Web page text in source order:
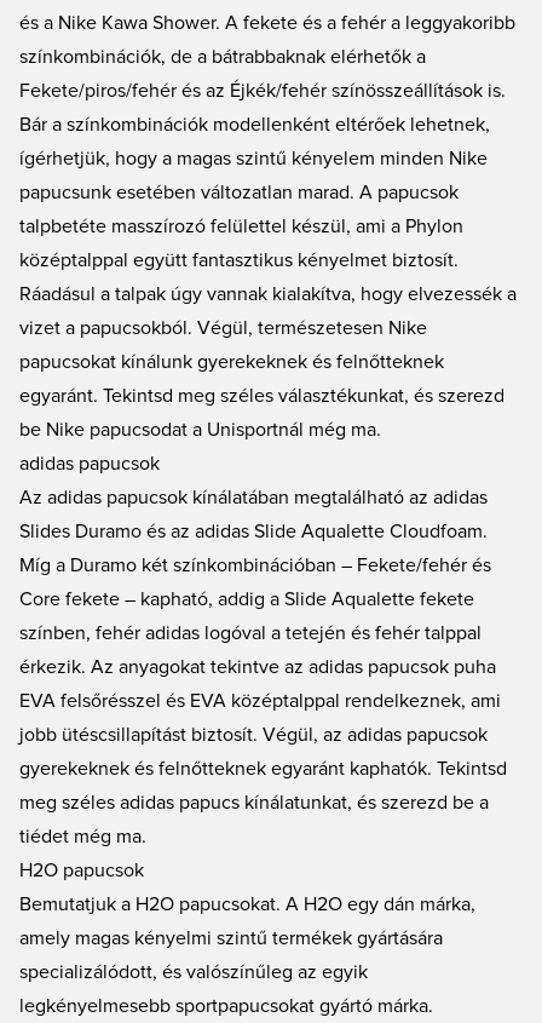
és a Nike Kawa Shower. A fekete és a fehér a leggyakoribb
színkombinációk, de a bátrabbaknak elérhetők a
Fekete/piros/fehér és az Éjkék/fehér színösszeállítások is.
Bár a színkombinációk modellenként eltérőek lehetnek,
ígérhetjük, hogy a magas szintű kényelem minden Nike
papucsunk esetében változatlan marad. A papucsok
talpbetéte masszírozó felülettel készül, ami a Phylon
középtalppal együtt fantasztikus kényelmet biztosít.
Ráadásul a talpak úgy vannak kialakítva, hogy elvezessék a
vizet a papucsokból. Végül, természetesen Nike
papucsokat kínálunk gyerekeknek és felnőtteknek
egyaránt. Tekintsd meg széles választékunkat, és szerezd
be Nike papucsodat a Unisportnál még ma.
adidas papucsok
Az adidas papucsok kínálatában megtalálható az adidas
Slides Duramo és az adidas Slide Aqualette Cloudfoam.
Míg a Duramo két színkombinációban – Fekete/fehér és
Core fekete – kapható, addig a Slide Aqualette fekete
színben, fehér adidas logóval a tetején és fehér talppal
érkezik. Az anyagokat tekintve az adidas papucsok puha
EVA felsőrésszel és EVA középtalppal rendelkeznek, ami
jobb ütéscsillapítást biztosít. Végül, az adidas papucsok
gyerekeknek és felnőtteknek egyaránt kaphatók. Tekintsd
meg széles adidas papucs kínálatunkat, és szerezd be a
tiédet még ma.
H2O papucsok
Bemutatjuk a H2O papucsokat. A H2O egy dán márka,
amely magas kényelmi szintű termékek gyártására
specializálódott, és valószínűleg az egyik
legkényelmesebb sportpapucsokat gyártó márka.